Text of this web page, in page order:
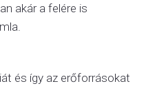
akár a felére is
és így az erőforrásokat